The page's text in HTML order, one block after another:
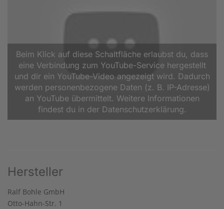
Beim Klick auf diese Schaltfläche erlaubst du, dass
eine Verbindung zum YouTube-Service hergestellt
und dir ein YouTube-Video angezeigt wird. Dadurch
werden personenbezogene Daten (z. B. IP-Adresse)
an YouTube übermittelt. Weitere Informationen
findest du in der Datenschutzerklärung.
Hersteller
Ralf Bohle GmbH
Otto-Hahn-Str. 1